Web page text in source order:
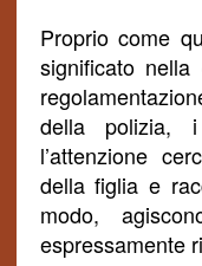
Proprio come
significato
della polizia, i
l’attenzione
della figlia e
modo,
espressamente